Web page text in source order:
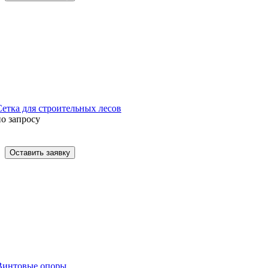
для строительных лесов
запросу
Оставить заявку
опоры